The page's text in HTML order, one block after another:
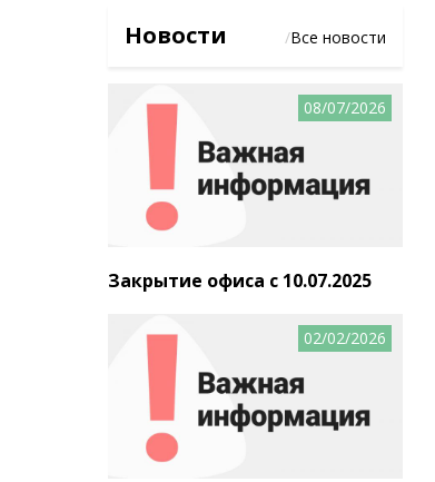
Новости /Все новости
Закрытие офиса с 10.07.2025
08/07/2026
02/02/2026